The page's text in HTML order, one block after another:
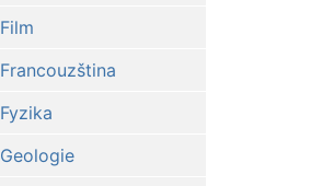
Film
Francouzština
Fyzika
Geologie